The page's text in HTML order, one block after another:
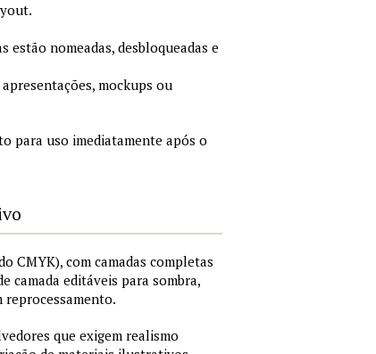
estão nomeadas, desbloqueadas e
apresentações, mockups ou
para uso imediatamente após o
CMYK), com camadas completas
camada editáveis para sombra,
que exigem realismo